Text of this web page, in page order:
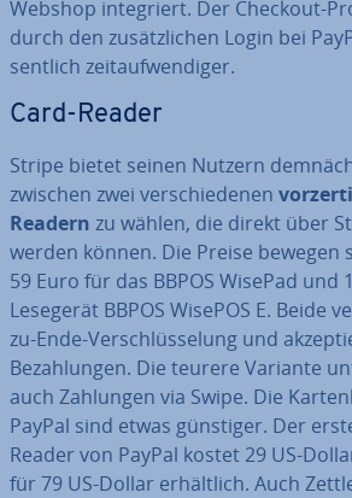
Webshop in­te­griert. Der Checkout-
durch den zu­sätz­li­chen Login bei
sent­lich zeit­auf­wen­di­ger.
Card-Reader
Stripe bietet seinen Nutzern
zwischen zwei ver­schie­de­nen
Readern zu wählen, die direkt über
werden können. Die Preise bewegen
59 Euro für das BBPOS WisePad und
Lesegerät BBPOS WisePOS E. Beide
zu-Ende-Ver­schlüs­se­lung und
Be­zah­lun­gen. Die teurere Variante
auch Zahlungen via Swipe. Die
PayPal sind etwas günstiger. Der
Reader von PayPal kostet 29 US-
für 79 US-Dollar er­hält­lich. Auch